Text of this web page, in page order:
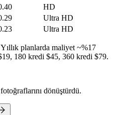
HD
Ultra HD
Ultra HD
planlarda maliyet ~%17
180 kredi $45, 360 kredi $79.
dönüştürdü.